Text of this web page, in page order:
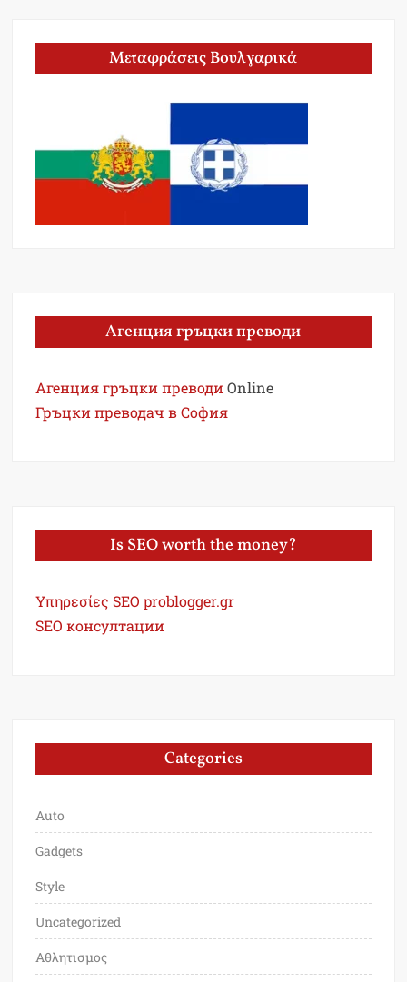
Μεταφράσεις Βουλγαρικά
Агенция гръцки преводи
Агенция гръцки преводи Online
Гръцки преводач в София
Is SEO worth the money?
Υπηρεσίες SEO problogger.gr
SEO консултации
Categories
Auto
Gadgets
Style
Uncategorized
Αθλητισμος